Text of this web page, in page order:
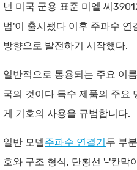
년 미국 군용 표준 미엘 씨
범'이 출시됐다.이후 주파수
방향으로 발전하기 시작했다.
일반적으로 통용되는 주요 이
국의 것이다.특수 제품의 주요
게 기호의 사용을 규범합니다.
일반 모델주파수 연결기 두 부
호와 구조 형식, 단횡선 '-'칸막